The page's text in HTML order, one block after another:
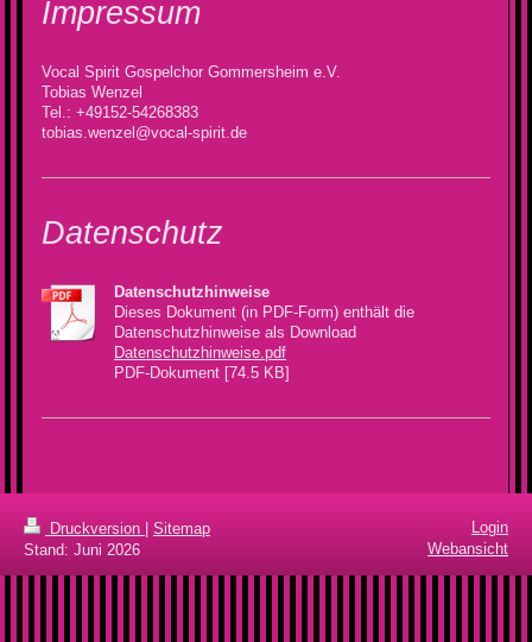
Impressum
Vocal Spirit Gospelchor Gommersheim e.V.
Tobias Wenzel
Tel.: +49152-54268383
tobias.wenzel@vocal-spirit.de
Datenschutz
Datenschutzhinweise
Dieses Dokument (in PDF-Form) enthält die
Datenschutzhinweise als Download
Datenschutzhinweise.pdf
PDF-Dokument [74.5 KB]
Druckversion | Sitemap
Stand: Juni 2026
Login
Webansicht